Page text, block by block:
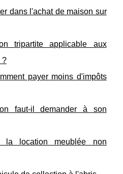
dans l'achat de maison sur
tripartite applicable aux
?
payer moins d'impôts
faut-il demander à son
la location meublée non